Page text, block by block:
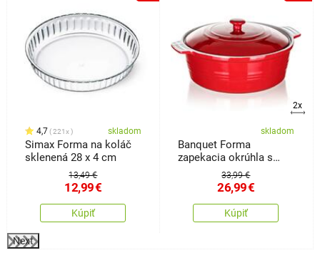
4,7 221x skladom
Simax Forma na koláč
sklenená 28 x 4 cm
13,49 €
12,99€
Kúpiť
2x
skladom
Banquet Forma
zapekacia okrúhla s
pokrievkou Culinaria
33,99 €
26,99€
Kúpiť
Next